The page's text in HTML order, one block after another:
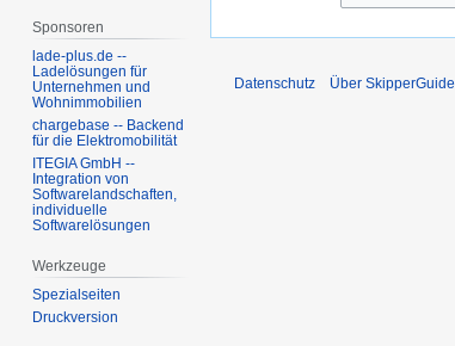
Sponsoren
lade-plus.de --
Ladelösungen für
Unternehmen und
Wohnimmobilien
chargebase -- Backend
für die Elektromobilität
ITEGIA GmbH --
Integration von
Softwarelandschaften,
individuelle
Softwarelösungen
Werkzeuge
Spezialseiten
Druckversion
Datenschutz Über SkipperGuide